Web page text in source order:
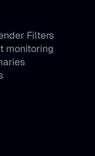
Filters
monitoring